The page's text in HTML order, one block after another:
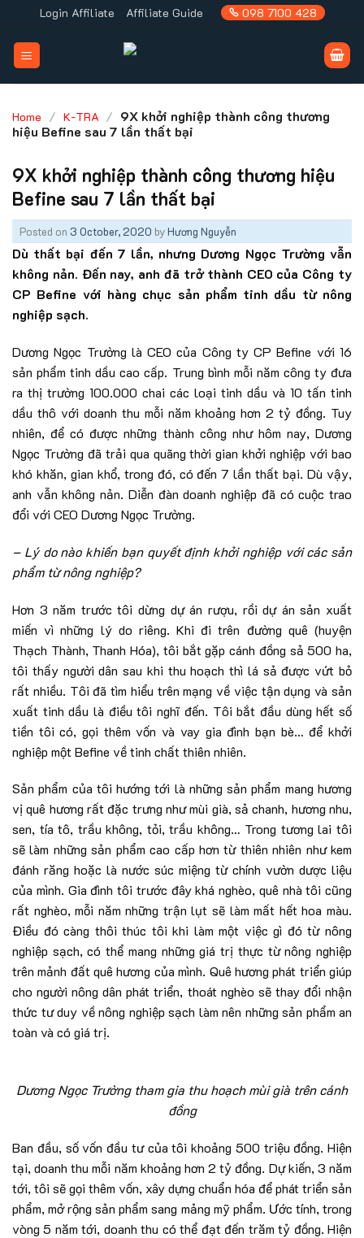
to
content
Login Affiliate Affiliate Guide 098 7100 428
Home / K-TRA / 9X khởi nghiệp thành công thương
hiệu Befine sau 7 lần thất bại
9X khởi nghiệp thành công thương hiệu
Befine sau 7 lần thất bại
Posted on 3 October, 2020 byHương Nguyễn
Dù thất bại đến 7 lần, nhưng Dương Ngọc Trường vẫn
không nản. Đến nay, anh đã trở thành CEO của Công ty
CP Befine với hàng chục sản phẩm tinh dầu từ nông
nghiệp sạch.
Dương Ngọc Trường là CEO của Công ty CP Befine với 16
sản phẩm tinh dầu cao cấp. Trung bình mỗi năm công ty đưa
ra thị trường 100.000 chai các loại tinh dầu và 10 tấn tinh
dầu thô với doanh thu mỗi năm khoảng hơn 2 tỷ đồng. Tuy
nhiên, để có được những thành công như hôm nay, Dương
Ngọc Trường đã trải qua quãng thời gian khởi nghiệp với bao
khó khăn, gian khổ, trong đó, có đến 7 lần thất bại. Dù vậy,
anh vẫn không nản. Diễn đàn doanh nghiệp đã có cuộc trao
đổi với CEO Dương Ngọc Trường.
– Lý do nào khiến bạn quyết định khởi nghiệp với các sản
phẩm từ nông nghiệp?
Hơn 3 năm trước tôi dừng dự án rượu, rồi dự án sản xuất
miến vì những lý do riêng. Khi đi trên đường quê (huyện
Thạch Thành, Thanh Hóa), tôi bắt gặp cánh đồng sả 500 ha,
tôi thấy người dân sau khi thu hoạch thì lá sả được vứt bỏ
rất nhiều. Tôi đã tìm hiểu trên mạng về việc tận dụng và sản
xuất tinh dầu là điều tôi nghĩ đến. Tôi bắt đầu dùng hết số
tiền tôi có, gọi thêm vốn và vay gia đình bạn bè… để khởi
nghiệp một Befine về tinh chất thiên nhiên.
Sản phẩm của tôi hướng tới là những sản phẩm mang hương
vị quê hương rất đặc trưng như mùi già, sả chanh, hương nhu,
sen, tía tô, trầu không, tỏi, trầu không… Trong tương lai tôi
sẽ làm những sản phẩm cao cấp hơn từ thiên nhiên như kem
đánh răng hoặc là nước súc miệng từ chính vườn dược liệu
của mình. Gia đình tôi trước đây khá nghèo, quê nhà tôi cũng
rất nghèo, mỗi năm những trận lụt sẽ làm mất hết hoa màu.
Điều đó càng thôi thúc tôi khi làm một việc gì đó từ nông
nghiệp sạch, có thể mang những giá trị thực từ nông nghiệp
trên mảnh đất quê hương của mình. Quê hương phát triển giúp
cho người nông dân phát triển, thoát nghèo sẽ thay đổi nhận
thức tư duy về nông nghiệp sạch làm nên những sản phẩm an
toàn và có giá trị.
Dương Ngọc Trường tham gia thu hoạch mùi già trên cánh
đồng
Ban đầu, số vốn đầu tư của tôi khoảng 500 triệu đồng. Hiện
tại, doanh thu mỗi năm khoảng hơn 2 tỷ đồng. Dự kiến, 3 năm
tới, tôi sẽ gọi thêm vốn, xây dựng chuẩn hóa để phát triển sản
phẩm, mở rộng sản phẩm sang mảng mỹ phẩm. Ước tính, trong
vòng 5 năm tới, doanh thu có thể đạt đến trăm tỷ đồng. Hiện